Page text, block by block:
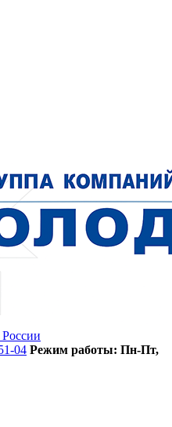
04 Режим работы: Пн-Пт,